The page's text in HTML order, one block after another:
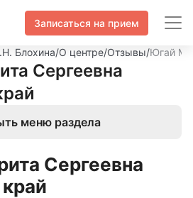
Записаться на прием
Блохина/О центре/Отзывы/Югай
Сергеевна
меню раздела
Сергеевна